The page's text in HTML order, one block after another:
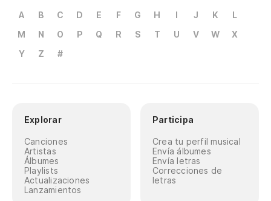
A B C D E F G H I J K
L
M
N O P Q R S T U V W
X
Y
Z #
Explorar
Canciones
Artistas
Álbumes
Playlists
Actualizaciones
Lanzamientos
Participa
Crea tu perfil musical
Envía álbumes
Envía letras
Correcciones de
letras